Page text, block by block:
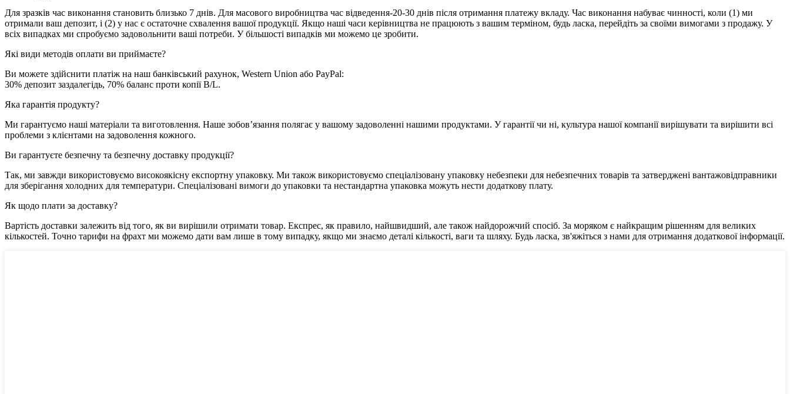
Для зразків час виконання становить близько 7 днів. Для масового виробництва час відведення-20-30 днів після отримання платежу вкладу. Час виконання набуває чинності, коли (1) ми
отримали ваш депозит, і (2) у нас є остаточне схвалення вашої продукції. Якщо наші часи керівництва не працюють з вашим терміном, будь ласка, перейдіть за своїми вимогами з продажу. У
всіх випадках ми спробуємо задовольнити ваші потреби. У більшості випадків ми можемо це зробити.
Які види методів оплати ви приймаєте?
Ви можете здійснити платіж на наш банківський рахунок, Western Union або PayPal:
30% депозит заздалегідь, 70% баланс проти копії B/L.
Яка гарантія продукту?
Ми гарантуємо наші матеріали та виготовлення. Наше зобов’язання полягає у вашому задоволенні нашими продуктами. У гарантії чи ні, культура нашої компанії вирішувати та вирішити всі
проблеми з клієнтами на задоволення кожного.
Ви гарантуєте безпечну та безпечну доставку продукції?
Так, ми завжди використовуємо високоякісну експортну упаковку. Ми також використовуємо спеціалізовану упаковку небезпеки для небезпечних товарів та затверджені вантажовідправники
для зберігання холодних для температури. Спеціалізовані вимоги до упаковки та нестандартна упаковка можуть нести додаткову плату.
Як щодо плати за доставку?
Вартість доставки залежить від того, як ви вирішили отримати товар. Експрес, як правило, найшвидший, але також найдорожчий спосіб. За моряком є ​​найкращим рішенням для великих
кількостей. Точно тарифи на фрахт ми можемо дати вам лише в тому випадку, якщо ми знаємо деталі кількості, ваги та шляху. Будь ласка, зв'яжіться з нами для отримання додаткової інформації.